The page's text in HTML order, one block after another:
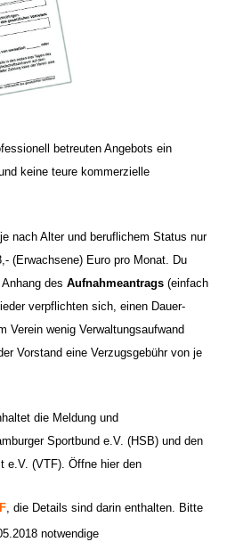
betreuten Angebots ein
keine teure kommerzielle
nach Alter und beruflichem Status nur
(Erwachsene) Euro pro Monat. Du
des Aufnahmeantrags (einfach
verpflichten sich, einen Dauer-
Verein wenig Verwaltungsaufwand
Vorstand eine Verzugsgebühr von je
die Meldung und
Sportbund e.V. (HSB) und den
e.V. (VTF). Öffne hier den
, die Details sind darin enthalten. Bitte
notwendige